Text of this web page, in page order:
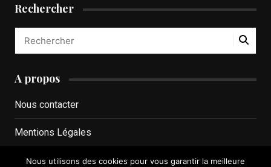
Rechercher
A propos
Nous contacter
Mentions Légales
Politique de confidentialité
Nous utilisons des cookies pour vous garantir la meilleure